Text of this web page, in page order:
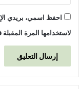
احفظ اسمي، بريدي
لاستخدامها المرة